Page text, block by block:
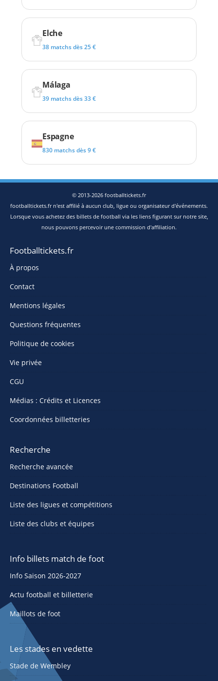
Elche
38 matchs dès 25 €
Málaga
39 matchs dès 33 €
Espagne
830 matchs dès 9 €
© 2013-2026 footballtickets.fr
footballtickets.fr n'est affilié à aucun club, ligue ou organisateur d'événements.
Lorsque vous achetez des billets de football via les liens figurant sur notre site,
nous pouvons percevoir une commission d'affiliation.
Footballtickets.fr
À propos
Contact
Mentions légales
Questions fréquentes
Politique de cookies
Vie privée
CGU
Médias : Crédits et Licences
Coordonnées billetteries
Recherche
Recherche avancée
Destinations Football
Liste des ligues et compétitions
Liste des clubs et équipes
Info billets match de foot
Info Saison 2026-2027
Actu football et billetterie
Maillots de foot
Les stades en vedette
Stade de Wembley